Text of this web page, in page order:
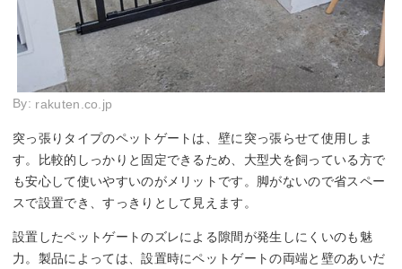
By: rakuten.co.jp
突っ張りタイプのペットゲートは、壁に突っ張らせて使用しま
す。比較的しっかりと固定できるため、大型犬を飼っている方で
も安心して使いやすいのがメリットです。脚がないので省スペー
スで設置でき、すっきりとして見えます。
設置したペットゲートのズレによる隙間が発生しにくいのも魅
力。製品によっては、設置時にペットゲートの両端と壁のあいだ